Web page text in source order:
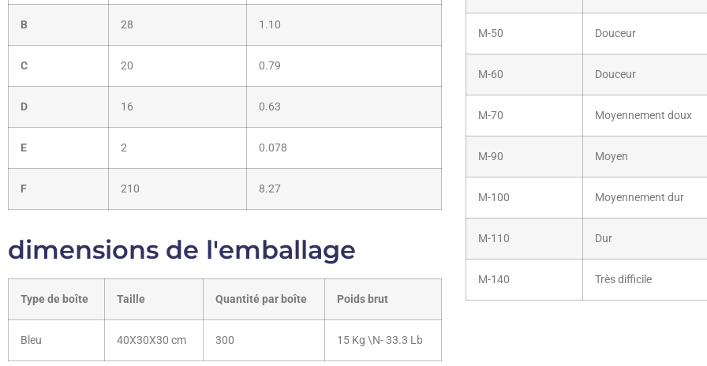
B 28 1.10
C 20 0.79
D 16 0.63
E 2 0.078
F 210 8.27
dimensions de l'emballage
Type de boîte Taille Quantité par boîte Poids brut
Bleu 40X30X30 cm 300 15 Kg \N- 33.3 Lb
M-50 Douceur
M-60 Douceur
M-70 Moyennement doux
M-90 Moyen
M-100 Moyennement dur
M-110 Dur
M-140 Très difficile